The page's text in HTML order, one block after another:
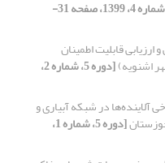
[دوره 5، شماره 4، 1399، صفحه 31-
قابلیت اطمینان
[دوره 5، شماره 2،
آلاینده‌ها در شبکه آبیاری و
[دوره 5، شماره 1،